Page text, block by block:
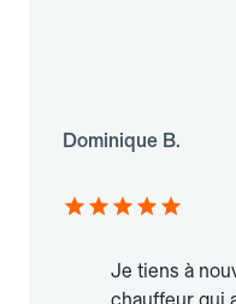
Dominique B.
Je tiens à